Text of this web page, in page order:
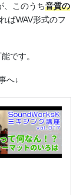
、このうち音質の
ばWAV形式のフ
です。
へ↓